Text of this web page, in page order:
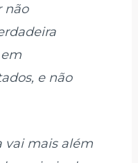
não
e não
vai mais além